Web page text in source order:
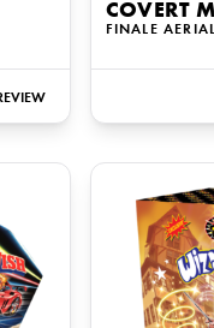
COVERT
FINALE